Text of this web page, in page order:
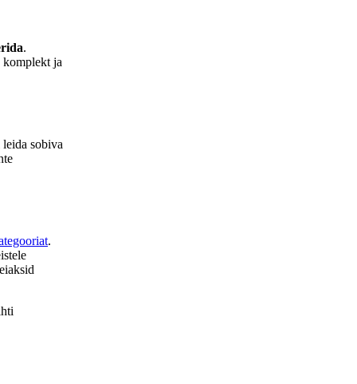
.
ja
sobiva
.